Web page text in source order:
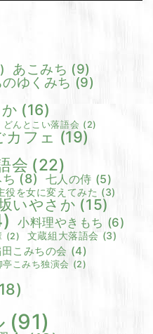
あこみち (9)
ゆくみち (9)
(16)
どんとこい落語会 (2)
カフェ (19)
会 (22)
(8) 七人の侍 (5)
役を女に変えてみた (3)
いやさか (15)
小料理やきもち (6)
(2) 文蔵組大落語会 (3)
こみちの会 (4)
亭こみち独演会 (2)
(91)